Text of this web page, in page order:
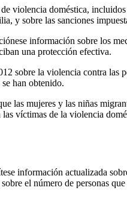
violencia doméstica, incluidos
y sobre las sanciones
información sobre los
una protección efectiva.
sobre la violencia contra las
han obtenido.
las mujeres y las niñas
víctimas de la violencia
información actualizada
el número de personas